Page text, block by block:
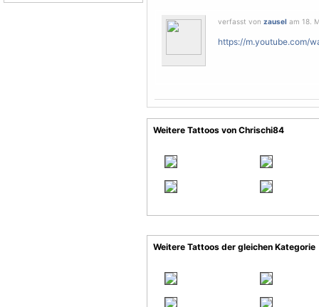
verfasst von zausel am 18.
https://m.youtube.com/
Weitere Tattoos von Chrischi84
Weitere Tattoos der gleichen Kategorie